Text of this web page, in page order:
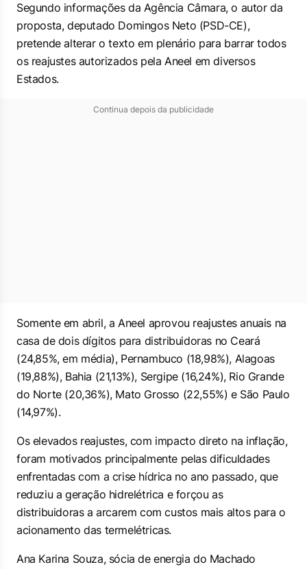
Segundo informações da Agência Câmara, o autor da
proposta, deputado Domingos Neto (PSD-CE),
pretende alterar o texto em plenário para barrar todos
os reajustes autorizados pela Aneel em diversos
Estados.
Continua depois da publicidade
Somente em abril, a Aneel aprovou reajustes anuais na
casa de dois dígitos para distribuidoras no Ceará
(24,85%, em média), Pernambuco (18,98%), Alagoas
(19,88%), Bahia (21,13%), Sergipe (16,24%), Rio Grande
do Norte (20,36%), Mato Grosso (22,55%) e São Paulo
(14,97%).
Os elevados reajustes, com impacto direto na inflação,
foram motivados principalmente pelas dificuldades
enfrentadas com a crise hídrica no ano passado, que
reduziu a geração hidrelétrica e forçou as
distribuidoras a arcarem com custos mais altos para o
acionamento das termelétricas.
Ana Karina Souza, sócia de energia do Machado